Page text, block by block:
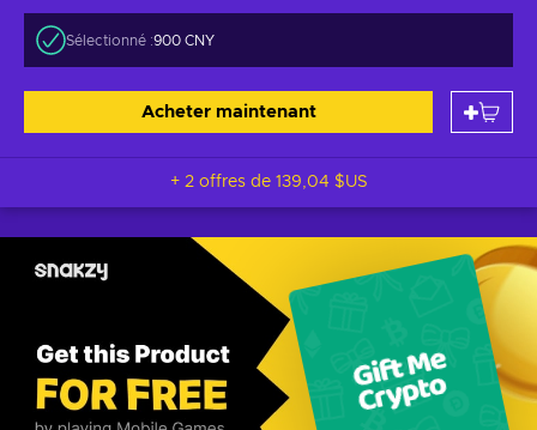
Sélectionné :900 CNY
Acheter maintenant
+ 2 offres de 139,04 $US